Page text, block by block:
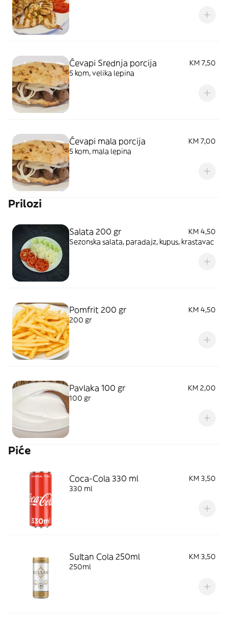
Ćevapi Srednja porcija
KM 7,50
5 kom, velika lepina
Ćevapi mala porcija
KM 7,00
5 kom, mala lepina
Prilozi
Salata 200 gr
KM 4,50
Sezonska salata, paradajz, kupus, krastavac
Pomfrit 200 gr
KM 4,50
200 gr
Pavlaka 100 gr
KM 2,00
100 gr
Piće
Coca-Cola 330 ml
KM 3,50
330 ml
Sultan Cola 250ml
KM 3,50
250ml